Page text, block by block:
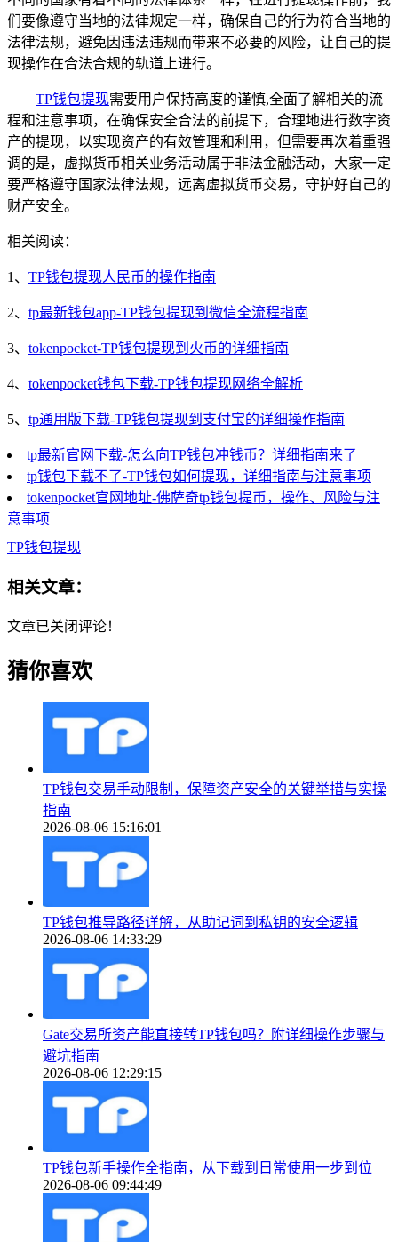
们要像遵守当地的法律规定一样，确保自己的行为符合当地的
法律法规，避免因违法违规而带来不必要的风险，让自己的提
现操作在合法合规的轨道上进行。
TP钱包提现需要用户保持高度的谨慎,全面了解相关的流
程和注意事项，在确保安全合法的前提下，合理地进行数字资
产的提现，以实现资产的有效管理和利用，但需要再次着重强
调的是，虚拟货币相关业务活动属于非法金融活动，大家一定
要严格遵守国家法律法规，远离虚拟货币交易，守护好自己的
财产安全。
相关阅读：
1、 TP钱包提现人民币的操作指南
2、 tp最新钱包app-TP钱包提现到微信全流程指南
3、 tokenpocket-TP钱包提现到火币的详细指南
4、 tokenpocket钱包下载-TP钱包提现网络全解析
5、 tp通用版下载-TP钱包提现到支付宝的详细操作指南
tp最新官网下载-怎么向TP钱包冲钱币？详细指南来了
tp钱包下载不了-TP钱包如何提现，详细指南与注意事项
tokenpocket官网地址-佛萨奇tp钱包提币，操作、风险与注
意事项
TP钱包提现
相关文章：
文章已关闭评论！
猜你喜欢
TP钱包交易手动限制，保障资产安全的关键举措与实操
指南
2026-08-06 15:16:01
TP钱包推导路径详解，从助记词到私钥的安全逻辑
2026-08-06 14:33:29
Gate交易所资产能直接转TP钱包吗？附详细操作步骤与
避坑指南
2026-08-06 12:29:15
TP钱包新手操作全指南，从下载到日常使用一步到位
2026-08-06 09:44:49